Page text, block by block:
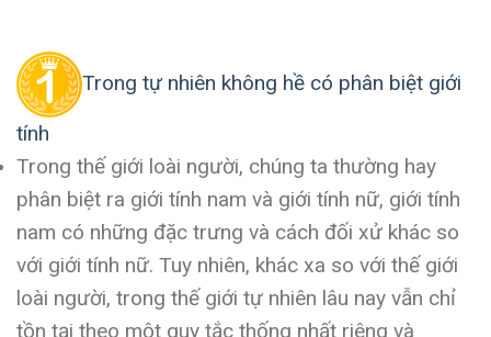
Trong tự nhiên không hề có phân biệt giới
tính
Trong thế giới loài người, chúng ta thường hay
phân biệt ra giới tính nam và giới tính nữ, giới tính
nam có những đặc trưng và cách đối xử khác so
với giới tính nữ. Tuy nhiên, khác xa so với thế giới
loài người, trong thế giới tự nhiên lâu nay vẫn chỉ
tồn tại theo một quy tắc thống nhất riêng và